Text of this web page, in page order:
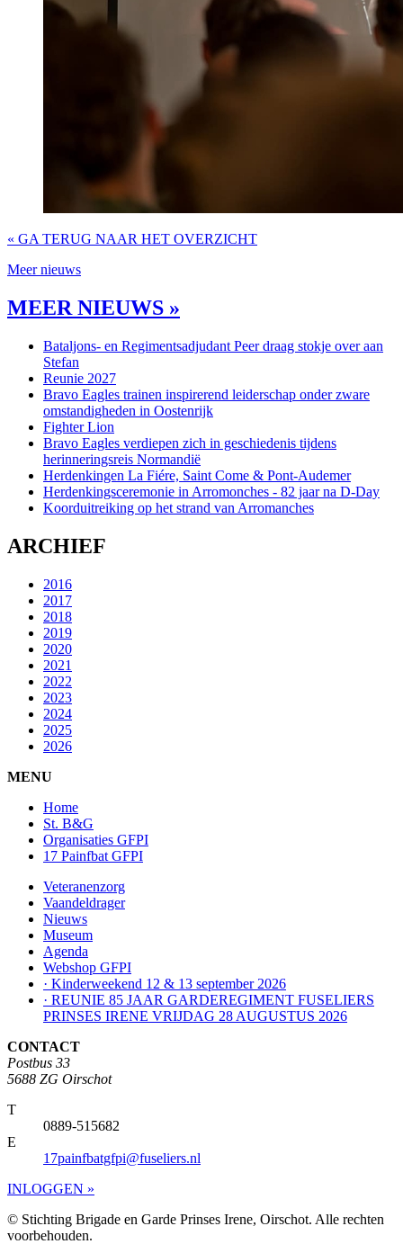
« GA TERUG NAAR HET OVERZICHT
Meer nieuws
MEER NIEUWS »
Bataljons- en Regimentsadjudant Peer draag stokje over aan
Stefan
Reunie 2027
Bravo Eagles trainen inspirerend leiderschap onder zware
omstandigheden in Oostenrijk
Fighter Lion
Bravo Eagles verdiepen zich in geschiedenis tijdens
herinneringsreis Normandië
Herdenkingen La Fiére, Saint Come & Pont-Audemer
Herdenkingsceremonie in Arromonches - 82 jaar na D-Day
Koorduitreiking op het strand van Arromanches
ARCHIEF
2016
2017
2018
2019
2020
2021
2022
2023
2024
2025
2026
MENU
Home
St. B&G
Organisaties GFPI
17 Painfbat GFPI
Veteranenzorg
Vaandeldrager
Nieuws
Museum
Agenda
Webshop GFPI
· Kinderweekend 12 & 13 september 2026
· REUNIE 85 JAAR GARDEREGIMENT FUSELIERS
PRINSES IRENE VRIJDAG 28 AUGUSTUS 2026
CONTACT
Postbus 33
5688 ZG Oirschot
T
0889-515682
E
17painfbatgfpi@fuseliers.nl
INLOGGEN »
© Stichting Brigade en Garde Prinses Irene, Oirschot. Alle rechten
voorbehouden.